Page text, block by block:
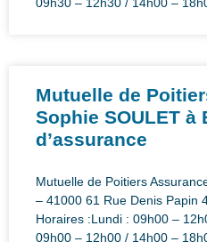
Mutuelle de
Sophie SOULET à
d’assurance
Mutuelle de Poitiers
– 41000 61 Rue Denis Papin
Horaires :Lundi : 09h00 –
09h00 – 12h00 / 14h00 –